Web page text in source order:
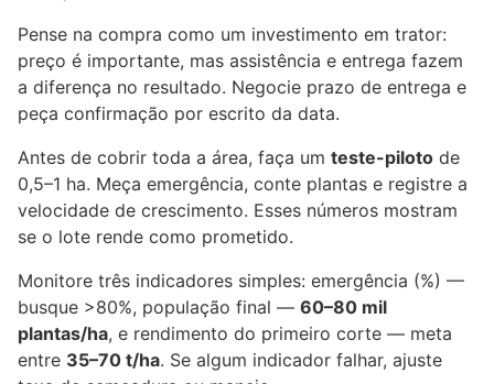
Pense na compra como um investimento em trator:
preço é importante, mas assistência e entrega fazem
a diferença no resultado. Negocie prazo de entrega e
peça confirmação por escrito da data.
Antes de cobrir toda a área, faça um teste-piloto de
0,5–1 ha. Meça emergência, conte plantas e registre a
velocidade de crescimento. Esses números mostram
se o lote rende como prometido.
Monitore três indicadores simples: emergência (%) —
busque >80%, população final — 60–80 mil
plantas/ha, e rendimento do primeiro corte — meta
entre 35–70 t/ha. Se algum indicador falhar, ajuste